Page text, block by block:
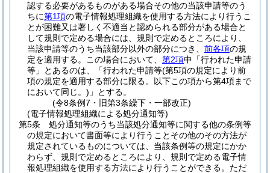
認する必要があるものがある場合その他の当該申請等のう
ちに第1項の電子情報処理組織を使用する方法により行うこ
とが困難又は著しく不適当と認められる部分がある場合と
して規則で定める場合には、規則で定めるところにより、
当該申請等のうち当該部分以外の部分につき、 前各項の規
定を適用する。
この場合において、 第2項中「行われた申請
等」とあるのは、「行われた申請等(第5項の規定により前
項の規定を適用する部分に限る。以下この項から第4項まで
において同じ。) 」とする。
(令8条例7・旧第3条繰下・一部改正)
(電子情報処理組織による処分通知等)
第5条
処分通知等のうち当該処分通知等に関する他の条例等
の規定において書面等により行うことその他のその方法が
規定されているものについては、当該条例等の規定にかか
わらず、規則で定めるところにより、規則で定める電子情
報処理組織を使用する方法により行うことができる。 ただ